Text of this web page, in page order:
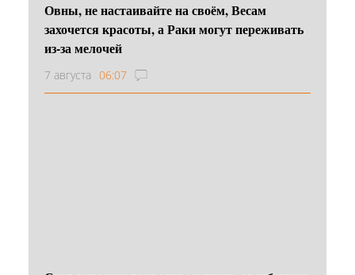
Овны, не настаивайте на своём, Весам
захочется красоты, а Раки могут переживать
из-за мелочей
7 августа 06:07